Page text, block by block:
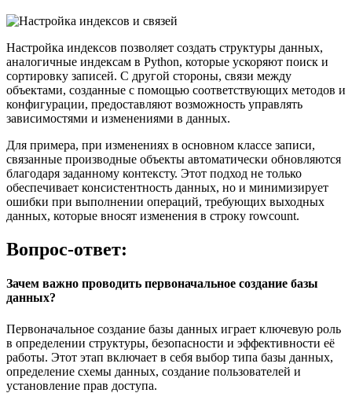
Настройка индексов позволяет создать структуры данных,
аналогичные индексам в Python, которые ускоряют поиск и
сортировку записей. С другой стороны, связи между
объектами, созданные с помощью соответствующих методов и
конфигурации, предоставляют возможность управлять
зависимостями и изменениями в данных.
Для примера, при изменениях в основном классе записи,
связанные производные объекты автоматически обновляются
благодаря заданному контексту. Этот подход не только
обеспечивает консистентность данных, но и минимизирует
ошибки при выполнении операций, требующих выходных
данных, которые вносят изменения в строку rowcount.
Вопрос-ответ:
Зачем важно проводить первоначальное создание базы
данных?
Первоначальное создание базы данных играет ключевую роль
в определении структуры, безопасности и эффективности её
работы. Этот этап включает в себя выбор типа базы данных,
определение схемы данных, создание пользователей и
установление прав доступа.